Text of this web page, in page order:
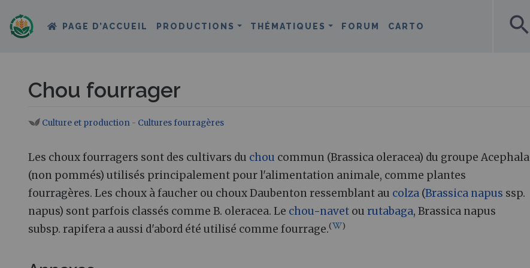
PAGE D’ACCUEIL PRODUCTIONS THÉMATIQUES FORUM CARTO search
Chou fourrager
Aller à :navigation,rechercher
Culture et production - Cultures fourragères
Les choux fourragers sont des cultivars du chou commun (Brassica oleracea) du groupe Acephala
(non pommés) utilisés principalement pour l'alimentation animale, comme plantes
fourragères. Les choux à faucher ou choux Daubenton ressemblant au colza (Brassica napus ssp.
napus) sont parfois classés comme B. oleracea. Le chou-navet ou rutabaga, Brassica napus
subsp. rapifera a aussi d'abord été utilisé comme fourrage.( )